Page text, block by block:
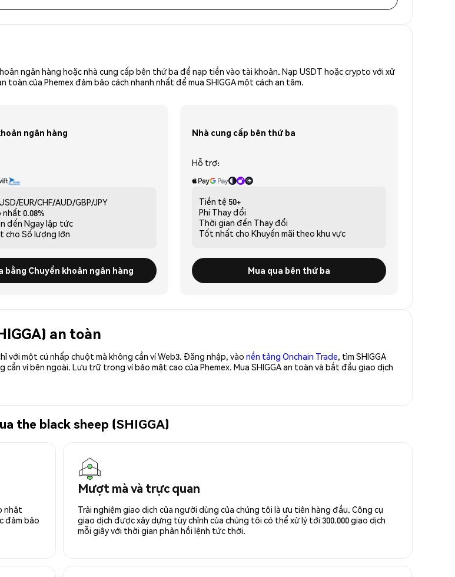
ngân hàng hoặc nhà cung cấp bên thứ ba để nạp tiền vào tài khoản. Nạp USDT hoặc crypto với xử
của Phemex đảm bảo cách nhanh nhất để mua SHIGGA một cách an tâm.
ngân hàng
EUR/CHF/AUD/GBP/JPY
nhất 0.08%
đến Ngay lập tức
cho Số lượng lớn
bằng Chuyển khoản ngân hàng
Nhà cung cấp bên thứ ba
Hỗ trợ:
Tiền tệ 50+
Phí Thay đổi
Thời gian đến Thay đổi
Tốt nhất cho Khuyến mãi theo khu vực
Mua qua bên thứ ba
an toàn
với một cú nhấp chuột mà không cần ví Web3. Đăng nhập, vào nền tảng Onchain Trade, tìm SHIGGA
cần ví bên ngoài. Lưu trữ trong ví bảo mật cao của Phemex. Mua SHIGGA an toàn và bắt đầu giao dịch
the black sheep (SHIGGA)
nhật
đảm bảo
Mượt mà và trực quan
Trải nghiệm giao dịch của người dùng của chúng tôi là ưu tiên hàng đầu. Công cụ
giao dịch được xây dựng tùy chỉnh của chúng tôi có thể xử lý tới 300.000 giao dịch
mỗi giây với thời gian phản hồi lệnh tức thời.